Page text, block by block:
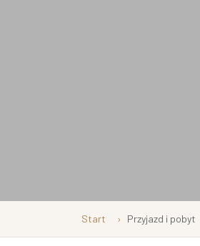
Start Przyjazd i pobyt